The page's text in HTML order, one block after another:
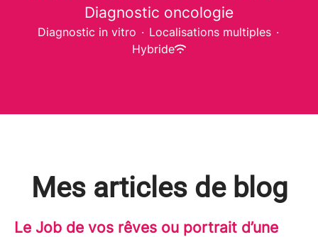
Diagnostic oncologie
Diagnostic in vitro · Localisations multiples ·
Hybride
Mes articles de blog
Le Job de vos rêves ou portrait d’une